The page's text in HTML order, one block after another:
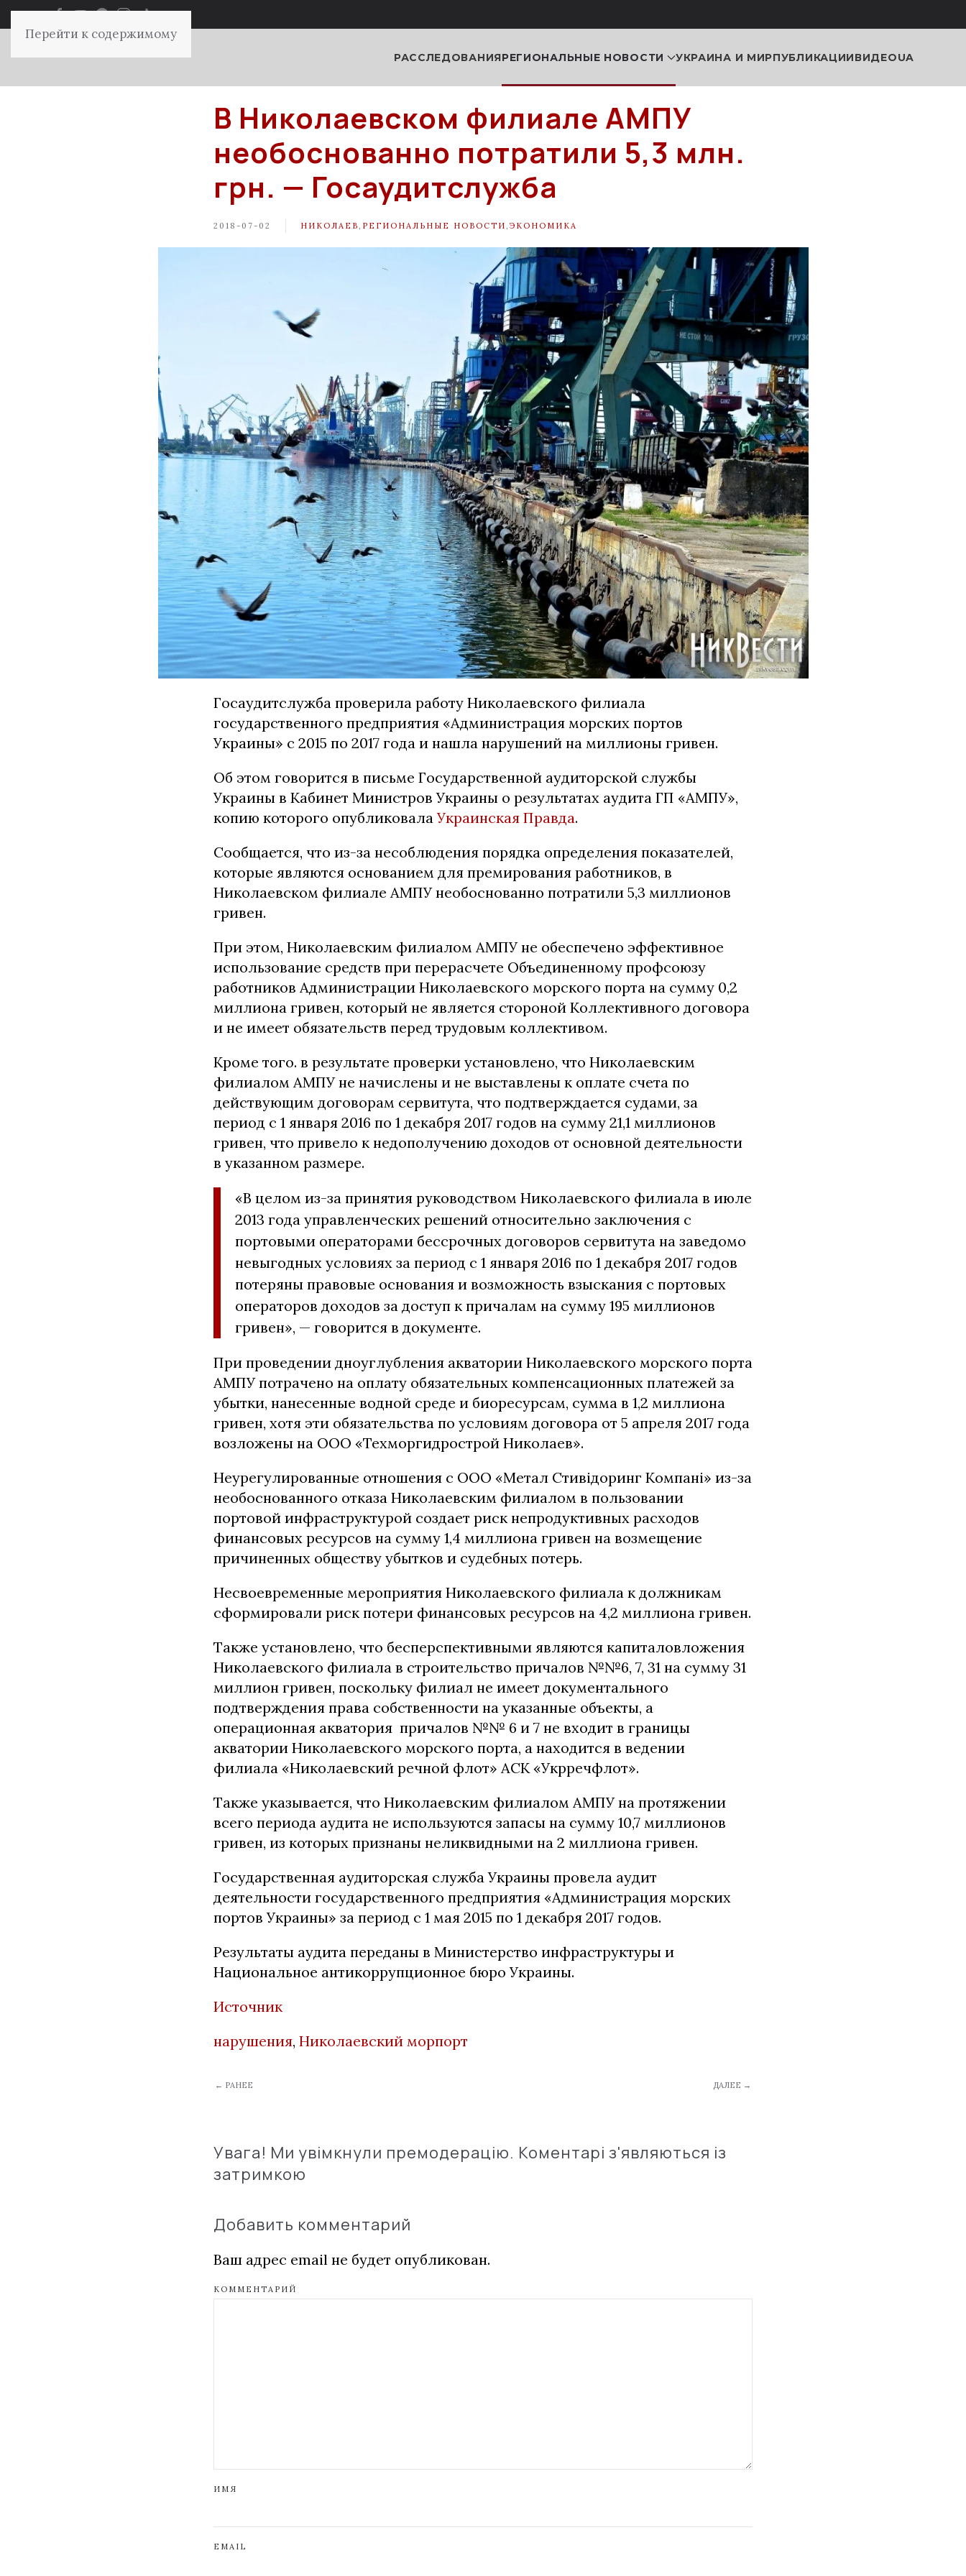
Перейти к содержимому
РАССЛЕДОВАНИЯРЕГИОНАЛЬНЫЕ НОВОСТИ УКРАИНА И МИРПУБЛИКАЦИИВИДЕОUA
В Николаевском филиале АМПУ
необоснованно потратили 5,3 млн.
грн. — Госаудитслужба
2018-07-02 НИКОЛАЕВ РЕГИОНАЛЬНЫЕ НОВОСТИ ЭКОНОМИКА
Госаудитслужба проверила работу Николаевского филиала
государственного предприятия «Администрация морских портов
Украины» с 2015 по 2017 года и нашла нарушений на миллионы гривен.
Об этом говорится в письме Государственной аудиторской службы
Украины в Кабинет Министров Украины о результатах аудита ГП «АМПУ»,
копию которого опубликовалаУкраинская Правда.
Сообщается, что из-за несоблюдения порядка определения показателей,
которые являются основанием для премирования работников, в
Николаевском филиале АМПУ необоснованно потратили 5,3 миллионов
гривен.
При этом, Николаевским филиалом АМПУ не обеспечено эффективное
использование средств при перерасчете Объединенному профсоюзу
работников Администрации Николаевского морского порта на сумму 0,2
миллиона гривен, который не является стороной Коллективного договора
и не имеет обязательств перед трудовым коллективом.
Кроме того. в результате проверки установлено, что Николаевским
филиалом АМПУ не начислены и не выставлены к оплате счета по
действующим договорам сервитута, что подтверждается судами, за
период с 1 января 2016 по 1 декабря 2017 годов на сумму 21,1 миллионов
гривен, что привело к недополучению доходов от основной деятельности
в указанном размере.
«В целом из-за принятия руководством Николаевского филиала в июле
2013 года управленческих решений относительно заключения с
портовыми операторами бессрочных договоров сервитута на заведомо
невыгодных условиях за период с 1 января 2016 по 1 декабря 2017 годов
потеряны правовые основания и возможность взыскания с портовых
операторов доходов за доступ к причалам на сумму 195 миллионов
гривен», — говорится в документе.
При проведении дноуглубления акватории Николаевского морского порта
АМПУ потрачено на оплату обязательных компенсационных платежей за
убытки, нанесенные водной среде и биоресурсам, сумма в 1,2 миллиона
гривен, хотя эти обязательства по условиям договора от 5 апреля 2017 года
возложены на ООО «Техморгидрострой Николаев».
Неурегулированные отношения с ООО «Метал Стивідоринг Компані» из-за
необоснованного отказа Николаевским филиалом в пользовании
портовой инфраструктурой создает риск непродуктивных расходов
финансовых ресурсов на сумму 1,4 миллиона гривен на возмещение
причиненных обществу убытков и судебных потерь.
Несвоевременные мероприятия Николаевского филиала к должникам
сформировали риск потери финансовых ресурсов на 4,2 миллиона гривен.
Также установлено, что бесперспективными являются капиталовложения
Николаевского филиала в строительство причалов №№6, 7, 31 на сумму 31
миллион гривен, поскольку филиал не имеет документального
подтверждения права собственности на указанные объекты, а
операционная акватория причалов №№ 6 и 7 не входит в границы
акватории Николаевского морского порта, а находится в ведении
филиала «Николаевский речной флот» АСК «Укрречфлот».
Также указывается, что Николаевским филиалом АМПУ на протяжении
всего периода аудита не используются запасы на сумму 10,7 миллионов
гривен, из которых признаны неликвидными на 2 миллиона гривен.
Государственная аудиторская служба Украины провела аудит
деятельности государственного предприятия «Администрация морских
портов Украины» за период с 1 мая 2015 по 1 декабря 2017 годов.
Результаты аудита переданы в Министерство инфраструктуры и
Национальное антикоррупционное бюро Украины.
Источник
нарушения, Николаевский морпорт
← РАНЕЕ ДАЛЕЕ →
Увага! Ми увімкнули премодерацію. Коментарі з'являються із
затримкою
Добавить комментарий
Ваш адрес email не будет опубликован.
КОММЕНТАРИЙ
ИМЯ
EMAIL